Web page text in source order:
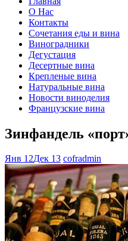
О Нас
Контакты
Cочетания еды и вина
Виноградники
Дегустация
Десертные вина
Крепленые вина
Натуральные вина
Новости виноделия
Французские вина
Зинфандель
Янв 12Дек 13 cofradmin